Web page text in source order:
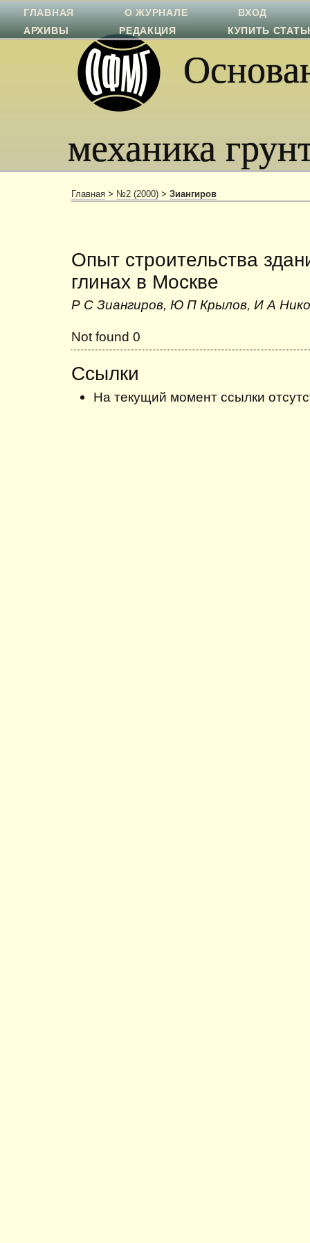
механика
ГЛАВНАЯ О ЖУРНАЛЕ
ВХОД
АРХИВЫ
РЕДАКЦИЯ КУПИТЬ
Главная > №2 (2000) > Зиангиров
Опыт строительства
глинах в Москве
Р С Зиангиров, Ю П Крылов, И А
Not found 0
Ссылки
На текущий момент ссылки